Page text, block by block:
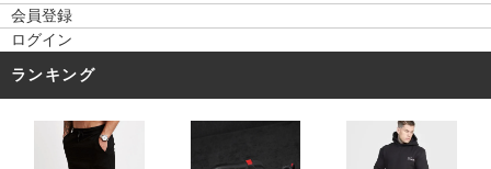
会員登録
ログイン
ランキング